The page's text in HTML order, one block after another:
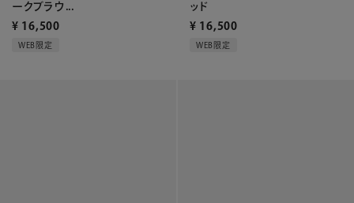
ークブラウ...
¥ 16,500
WEB限定
ッド
¥ 16,500
WEB限定